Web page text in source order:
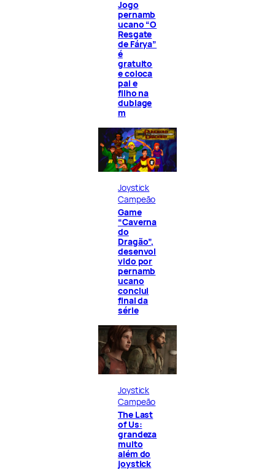
Jogo
pernamb
ucano “O
Resgate
de Fárya”
é
gratuito
e coloca
pai e
filho na
dublage
m
Joystick
Campeão
Game
“Caverna
do
Dragão”,
desenvol
vido por
pernamb
ucano
conclui
final da
série
Joystick
Campeão
The Last
of Us:
grandeza
muito
além do
joystick